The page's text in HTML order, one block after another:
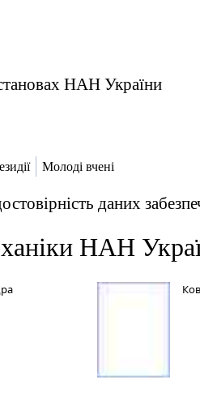
НАН України
Молоді вчені
даних
НАН